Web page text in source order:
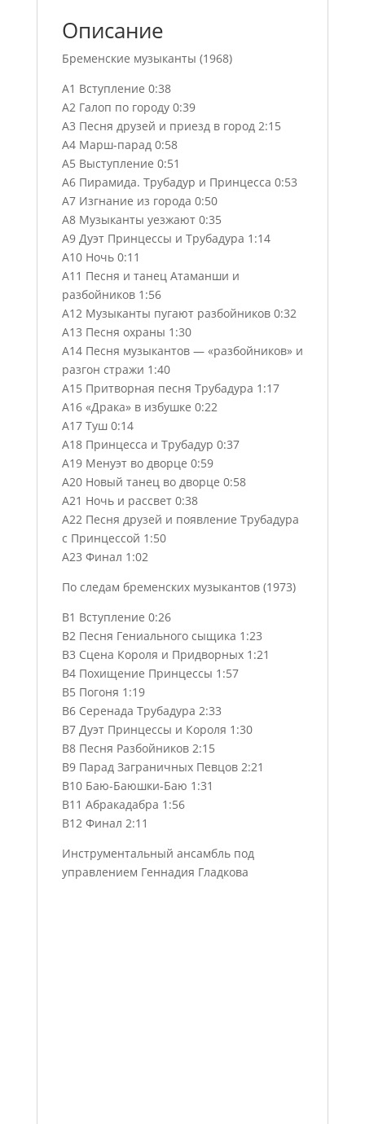
Описание
Бременские музыканты (1968)
A1 Вступление 0:38
A2 Галоп по городу 0:39
A3 Песня друзей и приезд в город 2:15
A4 Марш-парад 0:58
A5 Выступление 0:51
A6 Пирамида. Трубадур и Принцесса 0:53
A7 Изгнание из города 0:50
A8 Музыканты уезжают 0:35
A9 Дуэт Принцессы и Трубадура 1:14
A10 Ночь 0:11
A11 Песня и танец Атаманши и
разбойников 1:56
A12 Музыканты пугают разбойников 0:32
A13 Песня охраны 1:30
A14 Песня музыкантов — «разбойников» и
разгон стражи 1:40
A15 Притворная песня Трубадура 1:17
A16 «Драка» в избушке 0:22
A17 Туш 0:14
A18 Принцесса и Трубадур 0:37
A19 Менуэт во дворце 0:59
A20 Новый танец во дворце 0:58
A21 Ночь и рассвет 0:38
A22 Песня друзей и появление Трубадура
с Принцессой 1:50
A23 Финал 1:02
По следам бременских музыкантов (1973)
B1 Вступление 0:26
B2 Песня Гениального сыщика 1:23
B3 Сцена Короля и Придворных 1:21
B4 Похищение Принцессы 1:57
B5 Погоня 1:19
B6 Серенада Трубадура 2:33
B7 Дуэт Принцессы и Короля 1:30
B8 Песня Разбойников 2:15
B9 Парад Заграничных Певцов 2:21
B10 Баю-Баюшки-Баю 1:31
B11 Абракадабра 1:56
B12 Финал 2:11
Инструментальный ансамбль под
управлением Геннадия Гладкова